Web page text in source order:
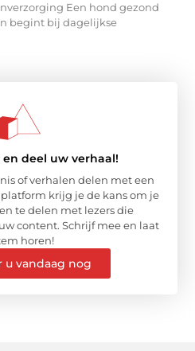
Een hond gezond
begint bij dagelijkse
deel uw verhaal!
of verhalen delen met een
krijg je de kans om je
te delen met lezers die
content. Schrijf mee en laat
horen!
u vandaag nog